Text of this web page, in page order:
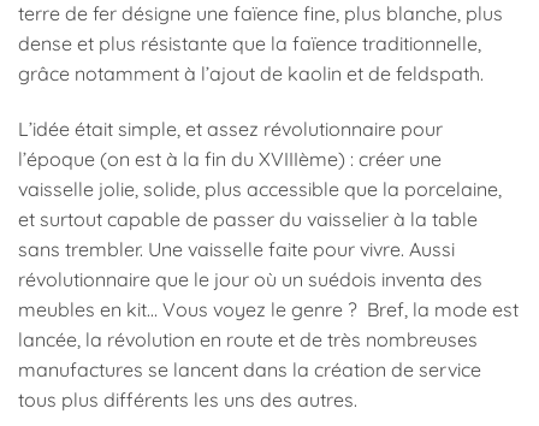
terre de fer désigne une faïence fine, plus blanche, plus
dense et plus résistante que la faïence traditionnelle,
grâce notamment à l’ajout de kaolin et de feldspath.
L’idée était simple, et assez révolutionnaire pour
l’époque (on est à la fin du XVIIIème) : créer une
vaisselle jolie, solide, plus accessible que la porcelaine,
et surtout capable de passer du vaisselier à la table
sans trembler. Une vaisselle faite pour vivre. Aussi
révolutionnaire que le jour où un suédois inventa des
meubles en kit… Vous voyez le genre ? Bref, la mode est
lancée, la révolution en route et de très nombreuses
manufactures se lancent dans la création de service
tous plus différents les uns des autres.